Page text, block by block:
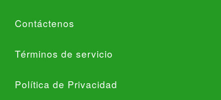
Contáctenos
Términos de servicio
Política de Privacidad